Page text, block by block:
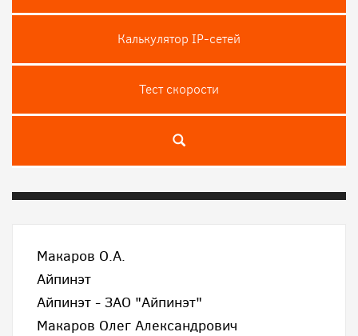
Калькулятор IP-сетей
Тест скороcти
Макаров О.А.
Айпинэт
Айпинэт - ЗАО "Айпинэт"
Макаров Олег Александрович